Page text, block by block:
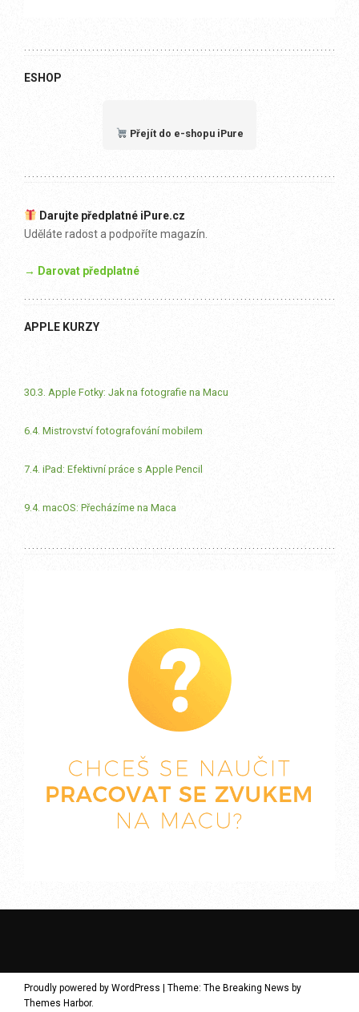
ESHOP
Přejít do e-shopu iPure
Darujte předplatné iPure.cz
Uděláte radost a podpoříte magazín.
→ Darovat předplatné
APPLE KURZY
30.3. Apple Fotky: Jak na fotografie na Macu
6.4. Mistrovství fotografování mobilem
7.4. iPad: Efektivní práce s Apple Pencil
9.4. macOS: Přecházíme na Maca
Proudly powered by WordPress | Theme: The Breaking News by
Themes Harbor.